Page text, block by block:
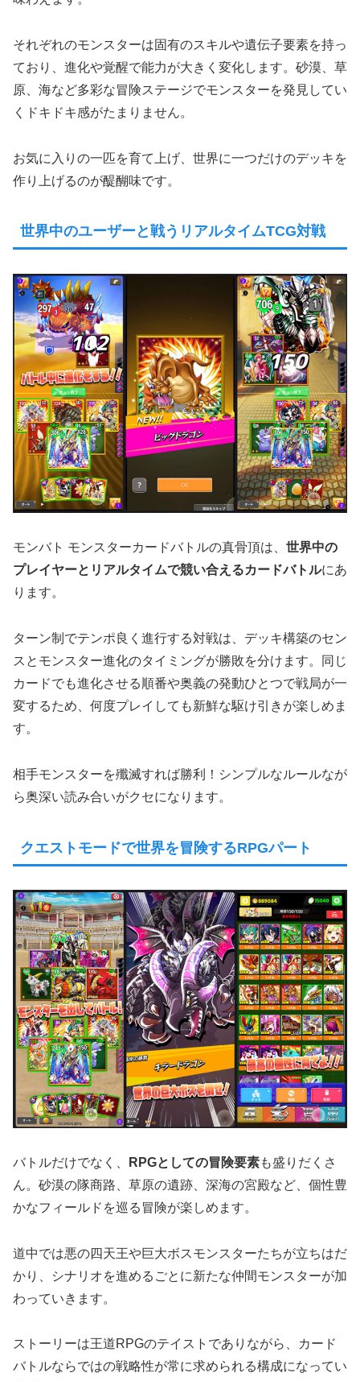
それぞれのモンスターは固有のスキルや遺伝子要素を持っ
ており、進化や覚醒で能力が大きく変化します。砂漠、草
原、海など多彩な冒険ステージでモンスターを発見してい
くドキドキ感がたまりません。
お気に入りの一匹を育て上げ、世界に一つだけのデッキを
作り上げるのが醍醐味です。
世界中のユーザーと戦うリアルタイムTCG対戦
モンバト モンスターカードバトルの真骨頂は、 世界中の
プレイヤーとリアルタイムで競い合えるカードバトルにあ
ります。
ターン制でテンポ良く進行する対戦は、デッキ構築のセン
スとモンスター進化のタイミングが勝敗を分けます。同じ
カードでも進化させる順番や奥義の発動ひとつで戦局が一
変するため、何度プレイしても新鮮な駆け引きが楽しめま
す。
相手モンスターを殲滅すれば勝利！シンプルなルールなが
ら奥深い読み合いがクセになります。
クエストモードで世界を冒険するRPGパート
バトルだけでなく、 RPGとしての冒険要素も盛りだくさ
ん。砂漠の隊商路、草原の遺跡、深海の宮殿など、個性豊
かなフィールドを巡る冒険が楽しめます。
道中では悪の四天王や巨大ボスモンスターたちが立ちはだ
かり、シナリオを進めるごとに新たな仲間モンスターが加
わっていきます。
ストーリーは王道RPGのテイストでありながら、カード
バトルならではの戦略性が常に求められる構成になってい